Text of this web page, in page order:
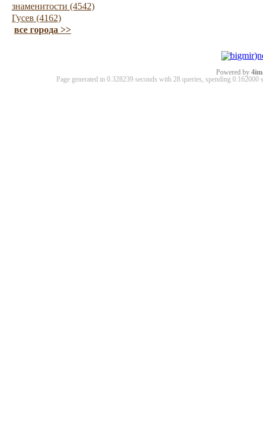
знаменитости (4542)
Гусев (4162)
все города >>
Powered by
Page generated in 0.328239 seconds with 28 queries, spending